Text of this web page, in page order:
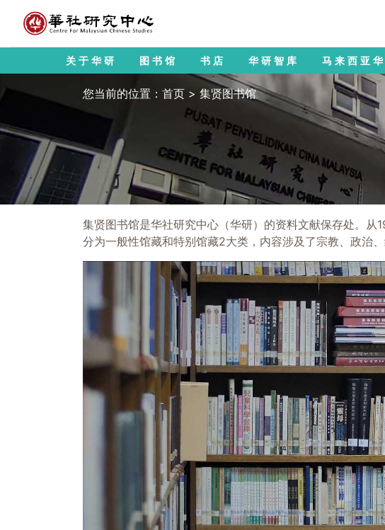
关于华研 图书馆 书店 华研智库 马来西亚
您当前的位置： 首页 > 集贤图书馆
集贤图书馆是华社研究中心（华研）的资料文献保存处。
分为一般性馆藏和特别馆藏2大类，内容涉及了宗教、政治